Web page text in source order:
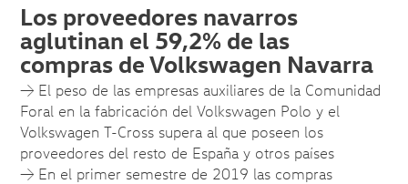
Los proveedores navarros
aglutinan el 59,2% de las
compras de Volkswagen Navarra
→ El peso de las empresas auxiliares de la Comunidad
Foral en la fabricación del Volkswagen Polo y el
Volkswagen T-Cross supera al que poseen los
proveedores del resto de España y otros países
→ En el primer semestre de 2019 las compras